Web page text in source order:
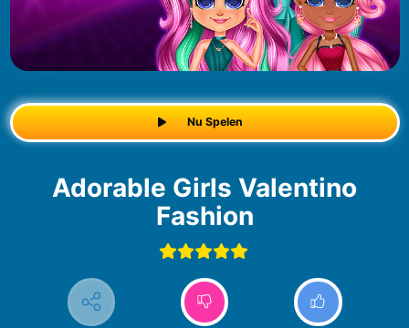
Nu Spelen
Adorable Girls Valentino
Fashion